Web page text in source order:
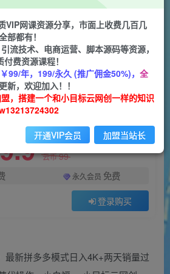
多多模式日入4K+两天销量过
运营代操作、小白福…
关注 私信
31 0
费后查看
9.9 限时特惠
云币99
永久会员 免费
登录购买
VIP网课资源分享，市面上收费几百几
部都有！
流技术、电商运营、脚本源码等资源，
费资源课程！
￥99/年，199/永久 (推广佣金50%)， 全
新，欢迎加入！！
，搭建一个和小目标云网创一样的知识
开通VIP会员 加盟当站长